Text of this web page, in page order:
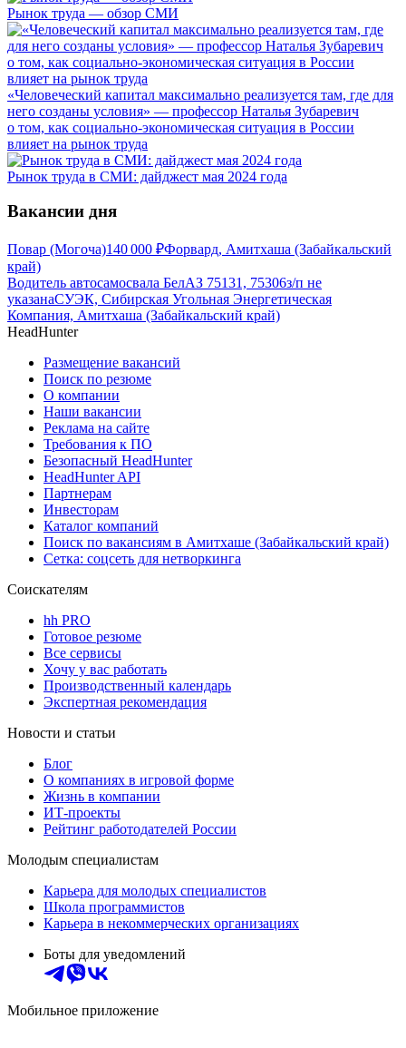
Рынок труда — обзор СМИ
«Человеческий капитал максимально реализуется там, где для
него созданы условия» — профессор Наталья Зубаревич
о том, как социально-экономическая ситуация в России
влияет на рынок труда
Рынок труда в СМИ: дайджест мая 2024 года
Вакансии дня
Повар (Могоча)140 000 ₽Форвард, Амитхаша (Забайкальский
край)
Водитель автосамосвала БелАЗ 75131, 75306з/п не
указанаСУЭК, Сибирская Угольная Энергетическая
Компания, Амитхаша (Забайкальский край)
HeadHunter
Размещение вакансий
Поиск по резюме
О компании
Наши вакансии
Реклама на сайте
Требования к ПО
Безопасный HeadHunter
HeadHunter API
Партнерам
Инвесторам
Каталог компаний
Поиск по вакансиям в Амитхаше (Забайкальский край)
Сетка: соцсеть для нетворкинга
Соискателям
hh PRO
Готовое резюме
Все сервисы
Хочу у вас работать
Производственный календарь
Экспертная рекомендация
Новости и статьи
Блог
О компаниях в игровой форме
Жизнь в компании
ИТ-проекты
Рейтинг работодателей России
Молодым специалистам
Карьера для молодых специалистов
Школа программистов
Карьера в некоммерческих организациях
Боты для уведомлений
Мобильное приложение